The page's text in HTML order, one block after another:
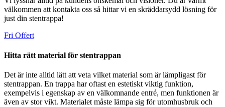
välkommen att kontakta oss så hittar vi en skräddarsydd lösning för
just din stentrappa!
Fri Offert
Hitta rätt material för stentrappan
Det är inte alltid lätt att veta vilket material som är lämpligast för
stentrappan. En trappa har oftast en estetiskt viktig funktion,
exempelvis i egenskap av en välkomnande entré, men funktionen är
även av stor vikt. Materialet måste lämpa sig för utomhusbruk och